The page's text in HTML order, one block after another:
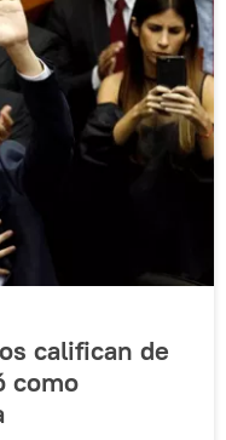
califican de
como